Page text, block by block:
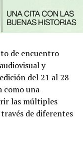
de encuentro
y
del 21 al 28
como una
las múltiples
de diferentes